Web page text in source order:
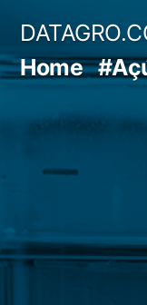
para
o
conteúdo
Home